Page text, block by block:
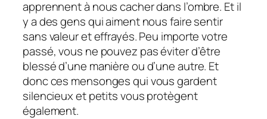
apprennent à nous cacher dans l’ombre. Et il
y a des gens qui aiment nous faire sentir
sans valeur et effrayés. Peu importe votre
passé, vous ne pouvez pas éviter d’être
blessé d’une manière ou d’une autre. Et
donc ces mensonges qui vous gardent
silencieux et petits vous protègent
également.